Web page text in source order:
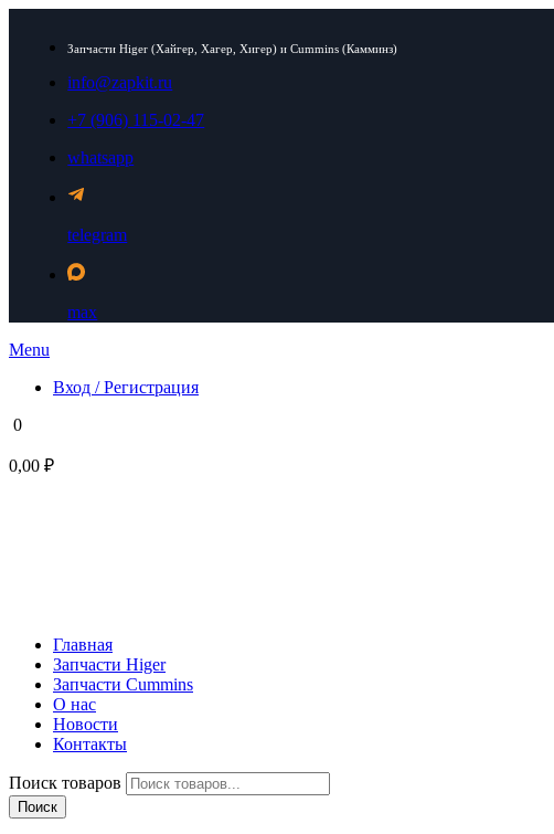
Запчасти Higer (Хайгер, Хагер, Хигер) и Cummins (Камминз)
info@zapkit.ru
+7 (906) 115-02-47
whatsapp
telegram
max
Menu
Вход / Регистрация
0
0,00 ₽
Главная
Запчасти Higer
Запчасти Cummins
О нас
Новости
Контакты
Поиск товаров
Поиск